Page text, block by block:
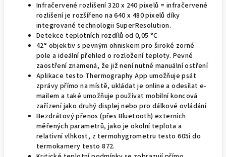
Infračervené rozlišení 320 x 240 pixelů = infračervené
rozlišení je rozšířeno na 640 x 480 pixelů díky
integrované technologii SuperResolution.
Detekce teplotních rozdílů od 0,05 °C
42° objektiv s pevným ohniskem pro široké zorné
pole a ideální přehled o rozložení teploty. Pevné
zaostření znamená, že již není nutné manuální ostření
Aplikace testo Thermography App umožňuje psát
zprávy přímo na místě, ukládat je online a odesílat e-
mailem a také umožňuje používat mobilní koncová
zařízení jako druhý displej nebo pro dálkové ovládání
Bezdrátový přenos (přes Bluetooth) externích
měřených parametrů, jako je okolní teplota a
relativní vlhkost, z termohygrometru testo 605i do
termokamery testo 872.